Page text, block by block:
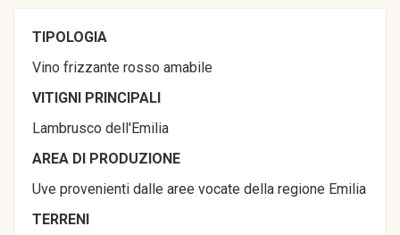
TIPOLOGIA
Vino frizzante rosso amabile
VITIGNI PRINCIPALI
Lambrusco dell'Emilia
AREA DI PRODUZIONE
Uve provenienti dalle aree vocate della regione Emilia
TERRENI